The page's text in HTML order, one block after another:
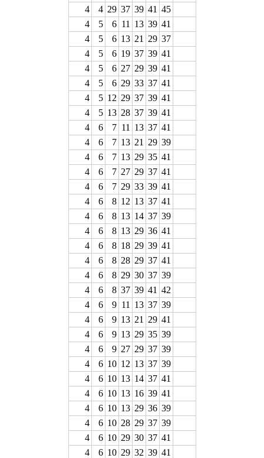
4
4 29 37 39 41 45
4
5 6 11 13 39 41
4
5 6 13 21 29 37
4
5 6 19 37 39 41
4
5 6 27 29 39 41
4
5 6 29 33 37 41
4
5 12 29 37 39 41
4
5 13 28 37 39 41
4
6 7 11 13 37 41
4
6 7 13 21 29 39
4
6 7 13 29 35 41
4
6 7 27 29 37 41
4
6 7 29 33 39 41
4
6 8 12 13 37 41
4
6 8 13 14 37 39
4
6 8 13 29 36 41
4
6 8 18 29 39 41
4
6 8 28 29 37 41
4
6 8 29 30 37 39
4
6 8 37 39 41 42
4
6 9 11 13 37 39
4
6 9 13 21 29 41
4
6 9 13 29 35 39
4
6 9 27 29 37 39
4
6 10 12 13 37 39
4
6 10 13 14 37 41
4
6 10 13 16 39 41
4
6 10 13 29 36 39
4
6 10 28 29 37 39
4
6 10 29 30 37 41
4
6 10 29 32 39 41